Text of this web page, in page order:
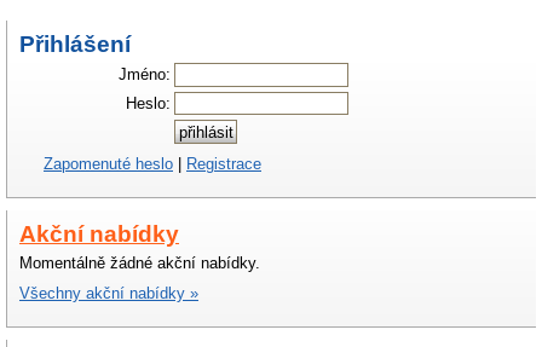
Přihlášení
Jméno:
Heslo:
Zapomenuté heslo Registrace
Akční nabídky
Momentálně žádné akční nabídky.
Všechny akční nabídky »